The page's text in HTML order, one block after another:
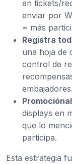
en tickets/
enviar por
= más
Registra
una hoja de
control de
embajadores.
displays en
que lo
participa.
Esta estrategia